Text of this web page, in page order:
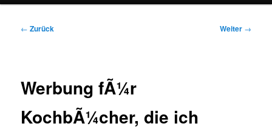
Beitragsnavigation
← Zurück Weiter →
Werbung fÃ¼r
KochbÃ¼cher, die ich